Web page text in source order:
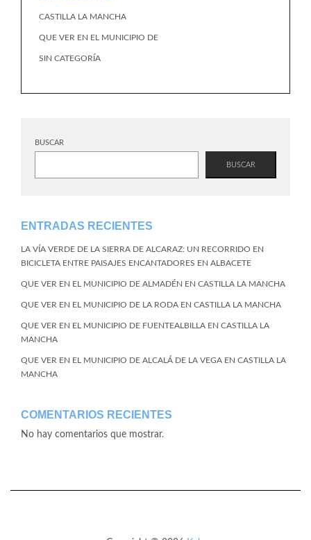
CASTILLA LA MANCHA
QUE VER EN EL MUNICIPIO DE
SIN CATEGORÍA
BUSCAR
BUSCAR
ENTRADAS RECIENTES
LA VÍA VERDE DE LA SIERRA DE ALCARAZ: UN RECORRIDO EN
BICICLETA ENTRE PAISAJES ENCANTADORES EN ALBACETE
QUE VER EN EL MUNICIPIO DE ALMADÉN EN CASTILLA LA MANCHA
QUE VER EN EL MUNICIPIO DE LA RODA EN CASTILLA LA MANCHA
QUE VER EN EL MUNICIPIO DE FUENTEALBILLA EN CASTILLA LA
MANCHA
QUE VER EN EL MUNICIPIO DE ALCALÁ DE LA VEGA EN CASTILLA LA
MANCHA
COMENTARIOS RECIENTES
No hay comentarios que mostrar.